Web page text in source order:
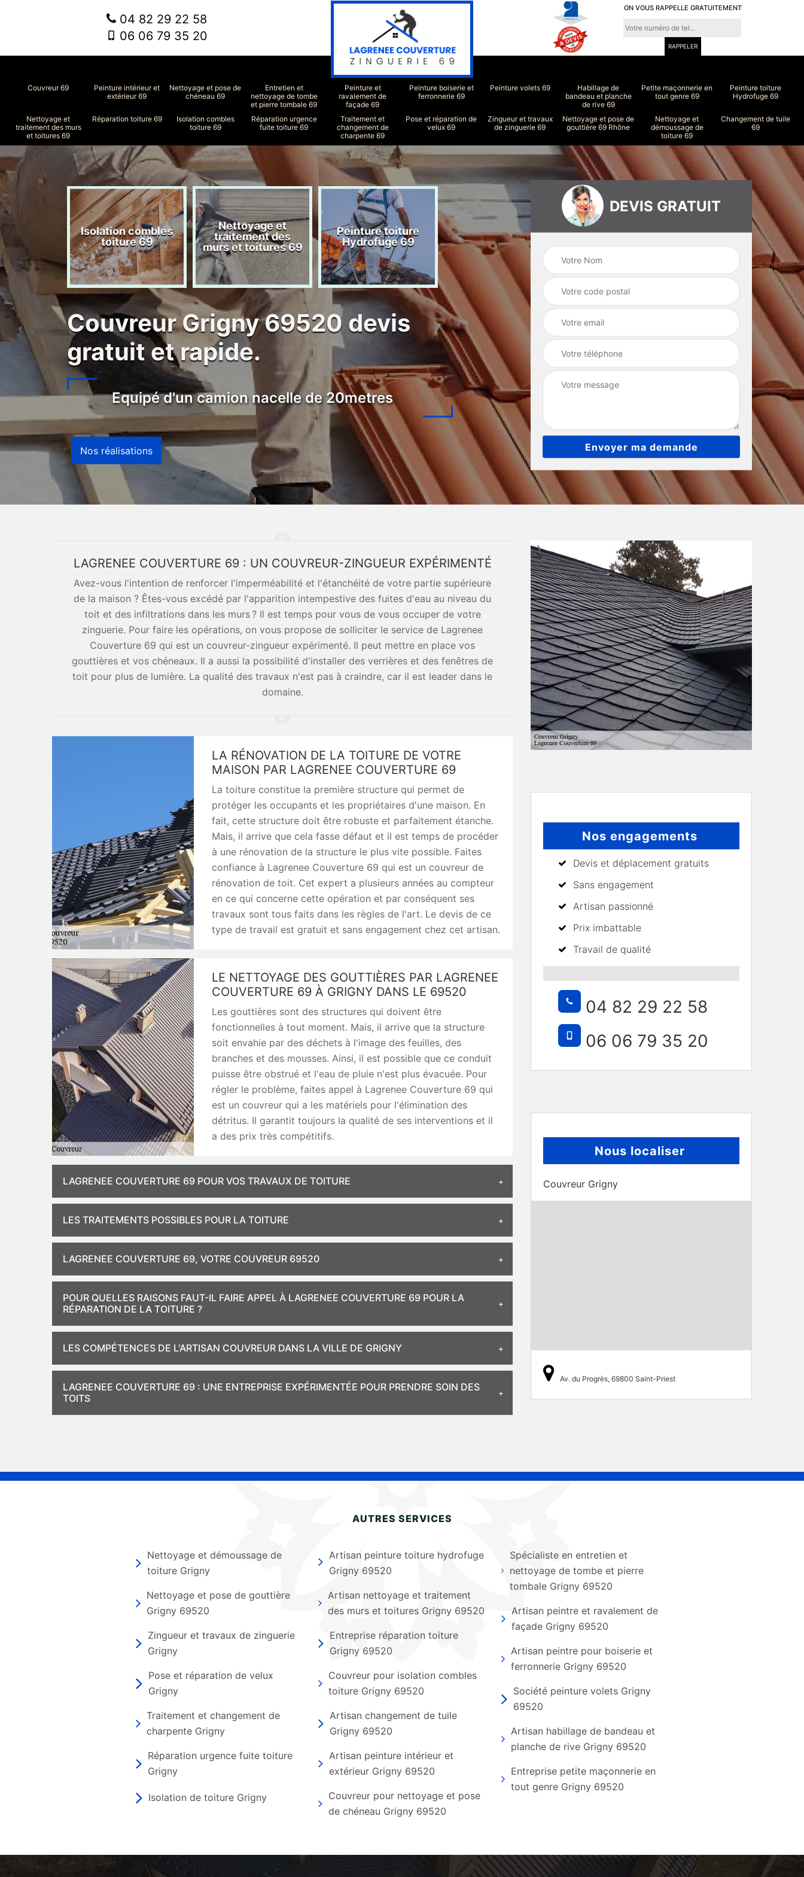
04 82 29 22 58
06 06 79 35 20
ON VOUS RAPPELLE GRATUITEMENT
Couvreur 69
Peinture intérieur et
extérieur 69
Nettoyage et pose de
chéneau 69
Entretien et
nettoyage de tombe
et pierre tombale 69
Peinture et
ravalement de
façade 69
Peinture boiserie et
ferronnerie 69
Peinture volets 69
Habillage de
bandeau et planche
de rive 69
Petite maçonnerie en
tout genre 69
Peinture toiture
Hydrofuge 69
Nettoyage et
traitement des murs
et toitures 69
Réparation toiture 69
Isolation combles
toiture 69
Réparation urgence
fuite toiture 69
Traitement et
changement de
charpente 69
Pose et réparation de
velux 69
Zingueur et travaux
de zinguerie 69
Nettoyage et pose de
gouttière 69 Rhône
Nettoyage et
démoussage de
toiture 69
Changement de tuile
69
de
69
Isolation combles
toiture 69
Nettoyage et
traitement des
murs et toitures 69
Peinture toiture
Hydrofuge 69
Réparation toiture
69
Couvreur 69
Peinture intérieur
et extérieur 69
Couvreur Grigny 69520 devis
gratuit et rapide.
Equipé d'un camion nacelle de 20metres
Nos réalisations
DEVIS GRATUIT
LAGRENEE COUVERTURE 69 : UN COUVREUR-ZINGUEUR EXPÉRIMENTÉ
Avez-vous l'intention de renforcer l'imperméabilité et l'étanchéité de votre partie supérieure
de la maison ? Êtes-vous excédé par l'apparition intempestive des fuites d'eau au niveau du
toit et des infiltrations dans les murs ? Il est temps pour vous de vous occuper de votre
zinguerie. Pour faire les opérations, on vous propose de solliciter le service de Lagrenee
Couverture 69 qui est un couvreur-zingueur expérimenté. Il peut mettre en place vos
gouttières et vos chéneaux. Il a aussi la possibilité d'installer des verrières et des fenêtres de
toit pour plus de lumière. La qualité des travaux n'est pas à craindre, car il est leader dans le
domaine.
LA RÉNOVATION DE LA TOITURE DE VOTRE
MAISON PAR LAGRENEE COUVERTURE 69
La toiture constitue la première structure qui permet de
protéger les occupants et les propriétaires d'une maison. En
fait, cette structure doit être robuste et parfaitement étanche.
Mais, il arrive que cela fasse défaut et il est temps de procéder
à une rénovation de la structure le plus vite possible. Faites
confiance à Lagrenee Couverture 69 qui est un couvreur de
rénovation de toit. Cet expert a plusieurs années au compteur
en ce qui concerne cette opération et par conséquent ses
travaux sont tous faits dans les règles de l'art. Le devis de ce
type de travail est gratuit et sans engagement chez cet artisan.
LE NETTOYAGE DES GOUTTIÈRES PAR LAGRENEE
COUVERTURE 69 À GRIGNY DANS LE 69520
Les gouttières sont des structures qui doivent être
fonctionnelles à tout moment. Mais, il arrive que la structure
soit envahie par des déchets à l'image des feuilles, des
branches et des mousses. Ainsi, il est possible que ce conduit
puisse être obstrué et l'eau de pluie n'est plus évacuée. Pour
régler le problème, faites appel à Lagrenee Couverture 69 qui
est un couvreur qui a les matériels pour l'élimination des
détritus. Il garantit toujours la qualité de ses interventions et il
a des prix très compétitifs.
LAGRENEE COUVERTURE 69 POUR VOS TRAVAUX DE TOITURE
LES TRAITEMENTS POSSIBLES POUR LA TOITURE
LAGRENEE COUVERTURE 69, VOTRE COUVREUR 69520
POUR QUELLES RAISONS FAUT-IL FAIRE APPEL À LAGRENEE COUVERTURE 69 POUR LA
RÉPARATION DE LA TOITURE ?
LES COMPÉTENCES DE L'ARTISAN COUVREUR DANS LA VILLE DE GRIGNY
LAGRENEE COUVERTURE 69 : UNE ENTREPRISE EXPÉRIMENTÉE POUR PRENDRE SOIN DES
TOITS
Nos engagements
Devis et déplacement gratuits
Sans engagement
Artisan passionné
Prix imbattable
Travail de qualité
04 82 29 22 58
06 06 79 35 20
Nous localiser
Couvreur Grigny
Av. du Progrès, 69800 Saint-Priest
AUTRES SERVICES
Nettoyage et démoussage de
toiture Grigny
Nettoyage et pose de gouttière
Grigny 69520
Zingueur et travaux de zinguerie
Grigny
Pose et réparation de velux
Grigny
Traitement et changement de
charpente Grigny
Réparation urgence fuite toiture
Grigny
Isolation de toiture Grigny
Artisan peinture toiture hydrofuge
Grigny 69520
Artisan nettoyage et traitement
des murs et toitures Grigny 69520
Entreprise réparation toiture
Grigny 69520
Couvreur pour isolation combles
toiture Grigny 69520
Artisan changement de tuile
Grigny 69520
Artisan peinture intérieur et
extérieur Grigny 69520
Couvreur pour nettoyage et pose
de chéneau Grigny 69520
Spécialiste en entretien et
nettoyage de tombe et pierre
tombale Grigny 69520
Artisan peintre et ravalement de
façade Grigny 69520
Artisan peintre pour boiserie et
ferronnerie Grigny 69520
Société peinture volets Grigny
69520
Artisan habillage de bandeau et
planche de rive Grigny 69520
Entreprise petite maçonnerie en
tout genre Grigny 69520